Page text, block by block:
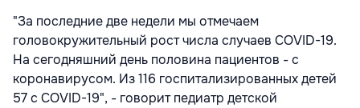
"За последние две недели мы отмечаем
головокружительный рост числа случаев COVID-19.
На сегодняшний день половина пациентов - с
коронавирусом. Из 116 госпитализированных детей
57 с COVID-19", - говорит педиатр детской